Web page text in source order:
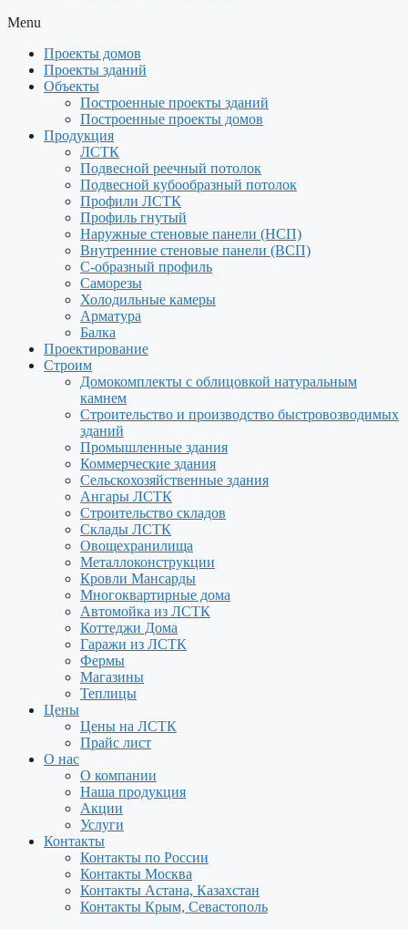
Menu
Проекты домов
Проекты зданий
Объекты
Построенные проекты зданий
Построенные проекты домов
Продукция
ЛСТК
Подвесной реечный потолок
Подвесной кубообразный потолок
Профили ЛСТК
Профиль гнутый
Наружные стеновые панели (НСП)
Внутренние стеновые панели (ВСП)
С-образный профиль
Саморезы
Холодильные камеры
Арматура
Балка
Проектирование
Строим
Домокомплекты с облицовкой натуральным
камнем
Строительство и производство быстровозводимых
зданий
Промышленные здания
Коммерческие здания
Сельскохозяйственные здания
Ангары ЛСТК
Строительство складов
Склады ЛСТК
Овощехранилища
Металлоконструкции
Кровли Мансарды
Многоквартирные дома
Автомойка из ЛСТК
Коттеджи Дома
Гаражи из ЛСТК
Фермы
Магазины
Теплицы
Цены
Цены на ЛСТК
Прайс лист
О нас
О компании
Наша продукция
Акции
Услуги
Контакты
Контакты по России
Контакты Москва
Контакты Астана, Казахстан
Контакты Крым, Севастополь